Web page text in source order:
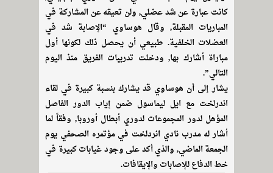
كانت عبارة عن شد عضلي, ولن تعيقه عن المشاركة في
المباريات المقبلة, وقال هوساوي “الإصابة شد في
العضلات الخلفية. طبيعي أن يحصل ذلك لكونها أول
مباراة أشارك بها, ودخلت تدريبات الفريق منذ اليوم
التالي”.
يشار إلى أن هوساوي قد يشارك بنسبة كبيرة في لقاء
اندرلخت مع ايل ليماسول ضمن إياب الدور الفاصل
المؤهل لدور المجموعات لدوري أبطال أوروبا, وفقاً لما
أشار له مدرب نادي انردلخت في مؤتمره الصحفي يوم
الجمعة الماضي, والذي أكد على وجود غيابات كبيرة في
خط الدفاع للإصابات والإيقافات.